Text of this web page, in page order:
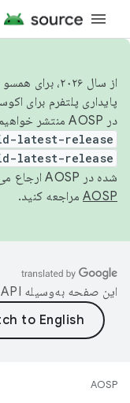
از سال ۲۰۲۶،
پایداری پلتفرم برای
در AOSP منتشر خواهیم کرد. برای ساخت و مشارکت در AOSP،
latest-release
latest-release
شده در AOSP ارجاع می‌دهد. برای اطلاعات بیشتر، به
AOSP مراجعه کنید.
این صفحه به‌وسیله
AOSP